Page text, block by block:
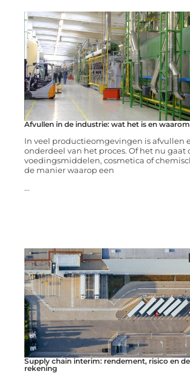
Afvullen in de industrie: wat het is en
In veel productieomgevingen is afvullen
onderdeel van het proces. Of het nu gaat
voedingsmiddelen, cosmetica of
de manier waarop een
...
Supply chain interim: rendement, risico en
rekening